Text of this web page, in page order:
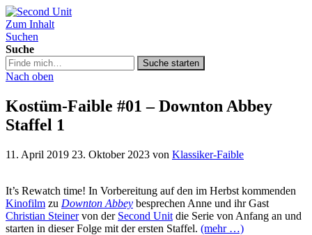
Second Unit
Zum Inhalt
Suchen
Suche
Suche
in
podcast.de/
Suche starten
Nach oben
Kostüm-Faible #01 – Downton Abbey
Staffel 1
11. April 2019 23. Oktober 2023 von Klassiker-Faible
It’s Rewatch time! In Vorbereitung auf den im Herbst kommenden
Kinofilm zu Downton Abbey besprechen Anne und ihr Gast
Christian Steinervon der Second Unit die Serie von Anfang an und
starten in dieser Folge mit der ersten Staffel. (mehr …)